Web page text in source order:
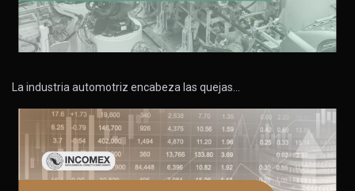
La industria automotriz encabeza las quejas…